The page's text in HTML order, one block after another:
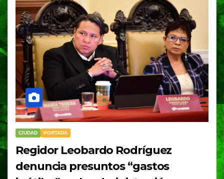
CIUDAD PORTADA
Regidor Leobardo Rodríguez
denuncia presuntos “gastos